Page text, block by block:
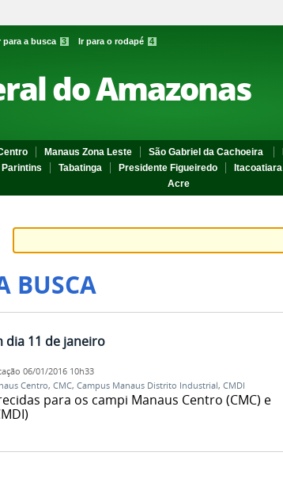
para a busca 3 Ir para o rodapé 4
do Amazonas
Manaus Zona Leste São Gabriel da Cachoeira
Parintins Tabatinga Presidente Figueiredo Itacoatiara
Acre
BUSCA
dia 11 de janeiro
06/01/2016 10h33
Centro, CMC, Campus Manaus Distrito Industrial, CMDI
para os campi Manaus Centro (CMC) e